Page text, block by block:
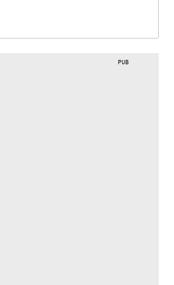
PUB